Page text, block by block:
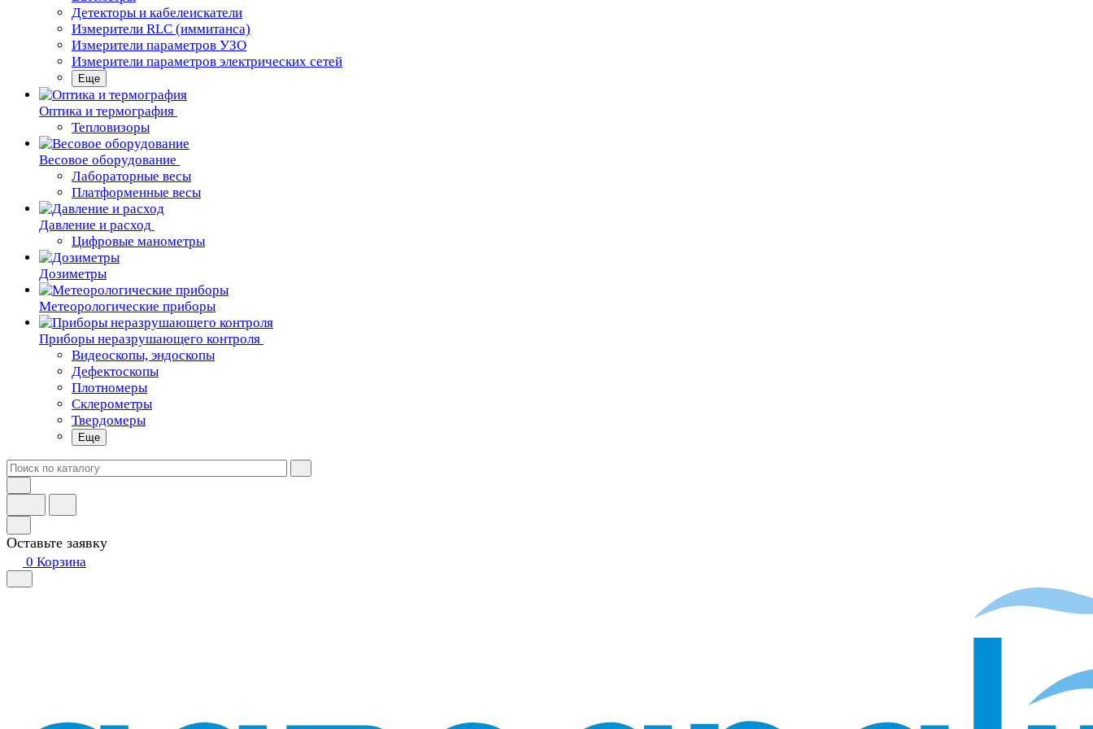
Детекторы и кабелеискатели
Измерители RLC (иммитанса)
Измерители параметров УЗО
Измерители параметров электрических сетей
Еще
Oптика и термография
Тепловизоры
Весовое оборудование
Лабораторные весы
Платформенные весы
Давление и расход
Цифровые манометры
Дозиметры
Метеорологические приборы
Приборы неразрушающего контроля
Видеоскопы, эндоскопы
Дефектоскопы
Плотномеры
Склерометры
Твердомеры
Еще
Оставьте заявку
0 Корзина